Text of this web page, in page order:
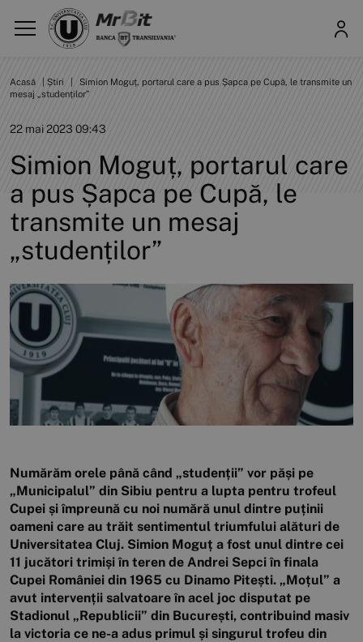
Acasă Știri
Simion Moguț, portarul care a pus Șapca pe Cupă, le transmite un
mesaj „studenților”
22 mai 2023 09:43
Simion Moguț, portarul care
a pus Șapca pe Cupă, le
transmite un mesaj
„studenților”
Numărăm orele până când „studenții” vor păși pe
„Municipalul” din Sibiu pentru a lupta pentru trofeul
Cupei și împreună cu noi numără unul dintre puținii
oameni care au trăit sentimentul triumfului alături de
Universitatea Cluj. Simion Moguț a fost unul dintre cei
11 jucători trimiși în teren de Andrei Sepci în finala
Cupei României din 1965 cu Dinamo Pitești. „Moțul” a
avut intervenții salvatoare în acel joc disputat pe
Stadionul „Republicii” din București, contribuind masiv
la victoria ce ne-a adus primul și singurul trofeu din